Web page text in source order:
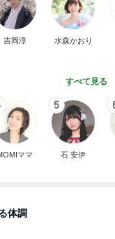
吉岡淳 水森かおり
すべて見る
ママ
5
石 安伊
体調